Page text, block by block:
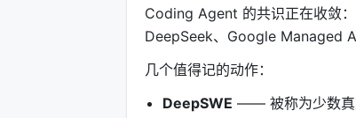
Coding Agent 的共识正在收敛：
DeepSeek、Google Managed
几个值得记的动作：
DeepSWE —— 被称为少数真